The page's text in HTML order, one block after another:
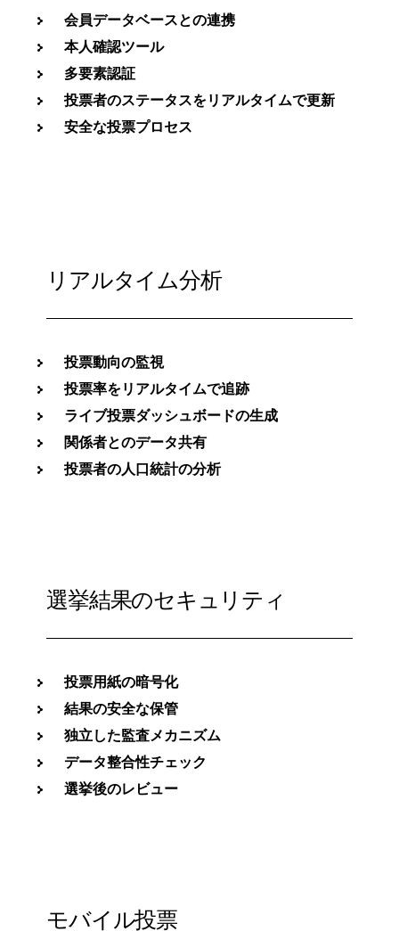
会員データベースとの連携
本人確認ツール
多要素認証
投票者のステータスをリアルタイムで更新
安全な投票プロセス
リアルタイム分析
投票動向の監視
投票率をリアルタイムで追跡
ライブ投票ダッシュボードの生成
関係者とのデータ共有
投票者の人口統計の分析
選挙結果のセキュリティ
投票用紙の暗号化
結果の安全な保管
独立した監査メカニズム
データ整合性チェック
選挙後のレビュー
モバイル投票